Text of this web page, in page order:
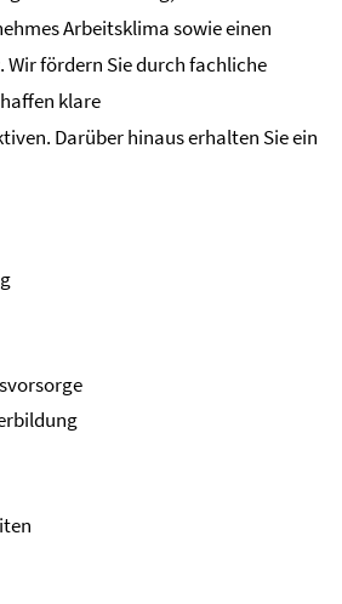
Arbeitsklima sowie einen
fördern Sie durch fachliche
klare
Darüber hinaus erhalten Sie ein